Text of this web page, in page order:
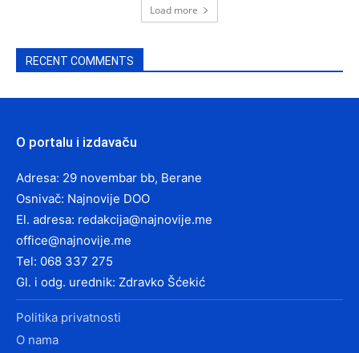
Load more
RECENT COMMENTS
O portalu i izdavaču
Adresa: 29 novembar bb, Berane
Osnivač: Najnovije DOO
El. adresa: redakcija@najnovije.me
office@najnovije.me
Tel: 068 337 275
Gl. i odg. urednik: Zdravko Šćekić
Politika privatnosti
O nama